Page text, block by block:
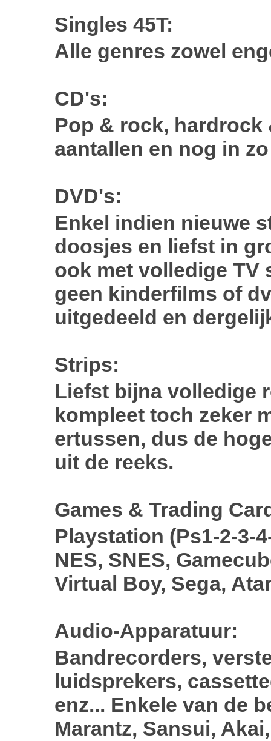
Singles 45T:
Alle genres zowel
CD's:
Pop & rock, hardrock
aantallen en nog in
DVD's:
Enkel indien nieuwe
doosjes en liefst in
ook met volledige TV
geen kinderfilms of
uitgedeeld en
Strips:
Liefst bijna volledige
kompleet toch zeker
ertussen, dus de
uit de reeks.
Games & Trading
Playstation (Ps1-2-3-
NES, SNES,
Virtual Boy, Sega,
Audio-Apparatuur:
Bandrecorders,
luidsprekers,
enz... Enkele van de
Marantz, Sansui,